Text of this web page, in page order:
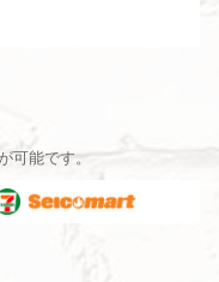
可能です。